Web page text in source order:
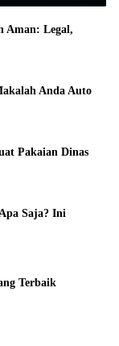
Aman: Legal,
Anda Auto
Pakaian Dinas
Saja? Ini
Terbaik